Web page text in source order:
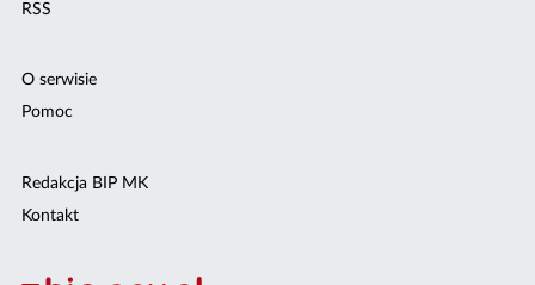
RSS
O serwisie
Pomoc
Redakcja BIP MK
Kontakt